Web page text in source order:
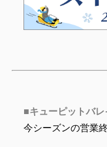
■キューピットバレ
今シーズンの営業